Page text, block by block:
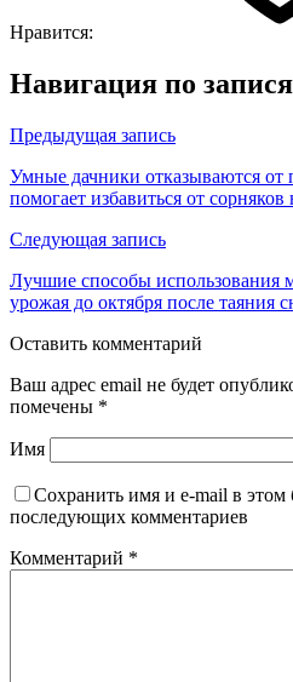
Нравится:
Навигация по
Предыдущая запись
Умные дачники отказываются от
помогает избавиться от сорняков
Следующая запись
Лучшие способы использования
урожая до октября после таяния
Оставить комментарий
Ваш адрес email не будет
помечены *
Имя
Сохранить имя и e-mail в этом
последующих комментариев
Комментарий *